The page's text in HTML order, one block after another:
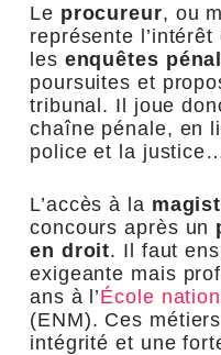
Le procureur, ou
représente
les enquêtes
poursuites et
tribunal. Il joue
chaîne pénale, en
police et la
L’accès à la
concours après un
en droit. Il faut
exigeante mais
ans à l’École
(ENM). Ces
intégrité et une